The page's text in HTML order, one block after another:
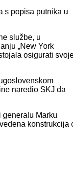
s popisa putnika u
službe, u
„New York
osigurati
naredio SKJ da
Marku
konstrukcija